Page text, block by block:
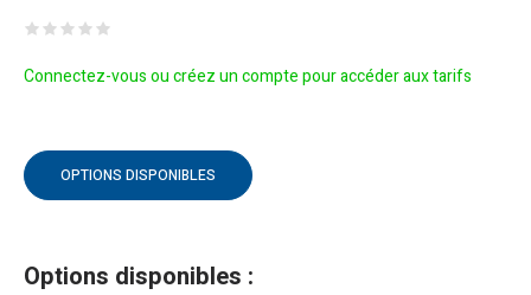
Connectez-vous ou créez un compte pour accéder aux tarifs
OPTIONS DISPONIBLES
Options disponibles :